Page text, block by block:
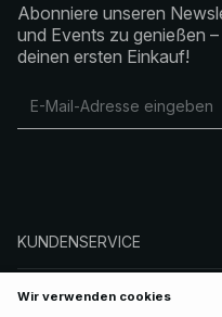
Abonniere unseren
und Events zu genießen
deinen ersten Einkauf!
KUNDENSERVICE
ÜBER NA-KD